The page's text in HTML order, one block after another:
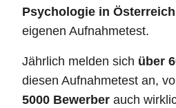
Psychologie in Österreich
eigenen Aufnahmetest.
Jährlich melden sich über
diesen Aufnahmetest an,
5000 Bewerber auch